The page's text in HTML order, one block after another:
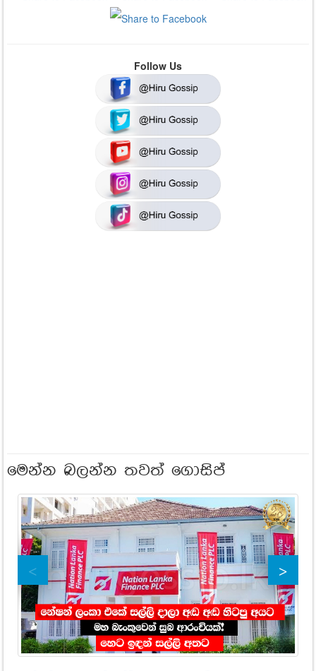
Follow Us
මෙන්න බලන්න තවත් ගොසිප්